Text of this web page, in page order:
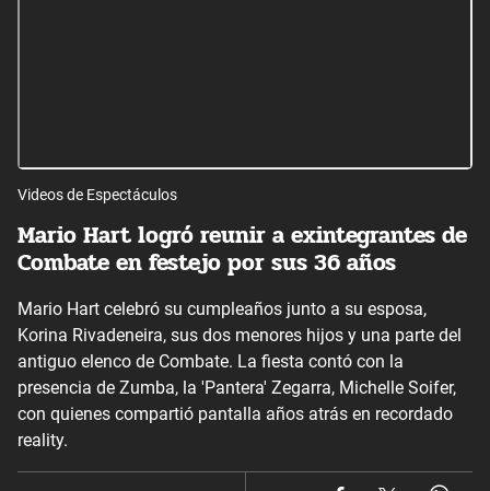
Videos de Espectáculos
Mario Hart logró reunir a exintegrantes de
Combate en festejo por sus 36 años
Mario Hart celebró su cumpleaños junto a su esposa,
Korina Rivadeneira, sus dos menores hijos y una parte del
antiguo elenco de Combate. La fiesta contó con la
presencia de Zumba, la 'Pantera' Zegarra, Michelle Soifer,
con quienes compartió pantalla años atrás en recordado
reality.